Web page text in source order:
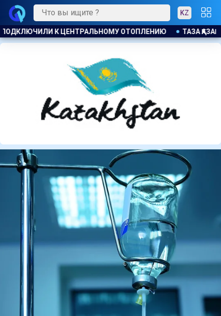
KZ
ТАЗА ҚАЗАҚСТАН : БОЛЕЕ 22 ТЫС. ЖИТЕЛЕЙ